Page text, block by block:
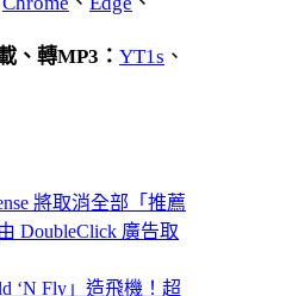
、轉MP3： YT1s 、
將取消全部「推薦
DoubleClick 廣告取
‘N Fly」造飛機！超